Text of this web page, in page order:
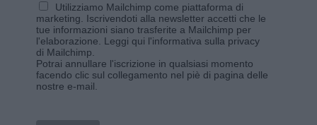
Utilizziamo Mailchimp come piattaforma di
marketing. Iscrivendoti alla newsletter accetti che le
tue informazioni siano trasferite a Mailchimp per
l'elaborazione. Leggi qui l'informativa sulla privacy
di Mailchimp
Potrai annullare l'iscrizione in qualsiasi momento
facendo clic sul collegamento nel piè di pagina delle
nostre e-mail.